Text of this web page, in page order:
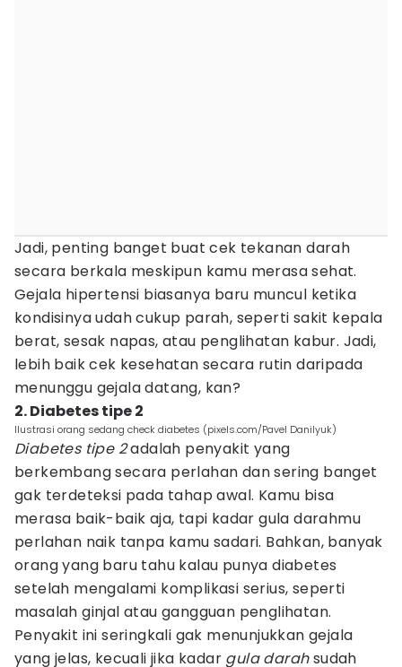
Jadi, penting banget buat cek tekanan darah
secara berkala meskipun kamu merasa sehat.
Gejala hipertensi biasanya baru muncul ketika
kondisinya udah cukup parah, seperti sakit kepala
berat, sesak napas, atau penglihatan kabur. Jadi,
lebih baik cek kesehatan secara rutin daripada
menunggu gejala datang, kan?
2. Diabetes tipe 2
Ilustrasi orang sedang check diabetes (pixels.com/Pavel Danilyuk)
Diabetes tipe 2adalah penyakit yang
berkembang secara perlahan dan sering banget
gak terdeteksi pada tahap awal. Kamu bisa
merasa baik-baik aja, tapi kadar gula darahmu
perlahan naik tanpa kamu sadari. Bahkan, banyak
orang yang baru tahu kalau punya diabetes
setelah mengalami komplikasi serius, seperti
masalah ginjal atau gangguan penglihatan.
Penyakit ini seringkali gak menunjukkan gejala
yang jelas, kecuali jika kadar gula darahsudah